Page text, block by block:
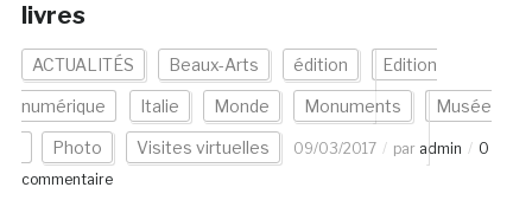
livres
ACTUALITÉS Beaux-Arts édition Edition
numérique Italie Monde Monuments Musée
Photo Visites virtuelles 09/03/2017 par admin
0
commentaire